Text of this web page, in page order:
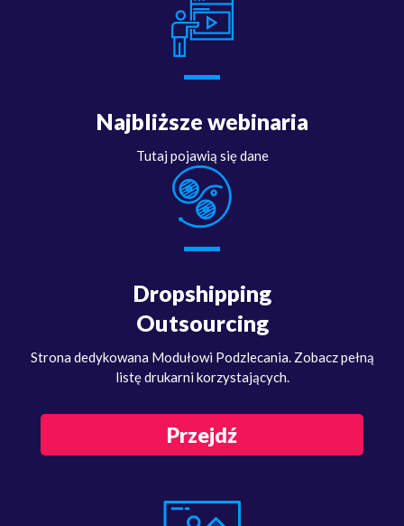
Najbliższe webinaria
Tutaj pojawią się dane
Dropshipping
Outsourcing
Strona dedykowana Modułowi Podzlecania. Zobacz pełną
listę drukarni korzystających.
Przejdź